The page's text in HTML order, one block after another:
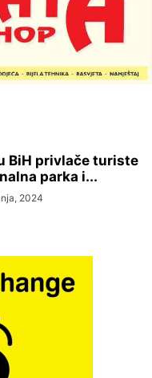
BiH privlače turiste
parka i...
2024